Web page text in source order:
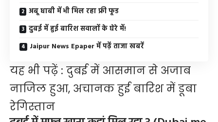
अबू धाबी में भी मिल रहा फ्री फूड
दुबई में हुई बारिश सवालों के घेरे में!
Jaipur News Epaper में पढ़ें ताजा खबरें
यह भी पढ़ें : दुबई में आसमान से अजाब
नाजिल हुआ, अचानक हुई बारिश में डूबा
रेगिस्तान